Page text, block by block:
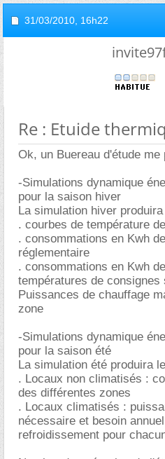
31/03/2010, 16h22
Re : Etuide
Ok, un Buereau d'étude me
-Simulations dynamique
pour la saison hiver
La simulation hiver
. courbes de température
. consommations en Kwh
réglementaire
. consommations en Kwh
températures de
Puissances de chauffage
zone
-Simulations dynamique
pour la saison été
La simulation été produira
. Locaux non climatisés :
des différentes zones
. Locaux climatisés :
nécessaire et besoin
refroidissement pour